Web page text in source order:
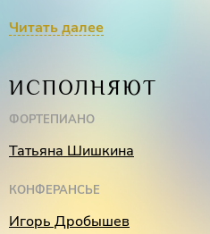
поэта о судьбе родной
Иван Буянец (тенор),
Конферансье
Читать далее
ИСПОЛНЯЮТ
ФОРТЕПИАНО
Татьяна Шишкина
КОНФЕРАНСЬЕ
Игорь Дробышев